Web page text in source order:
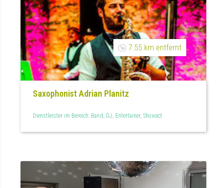
7.55 km entfernt
Saxophonist Adrian Planitz
Dienstleister im Bereich: Band, DJ, Entertainer, Showact